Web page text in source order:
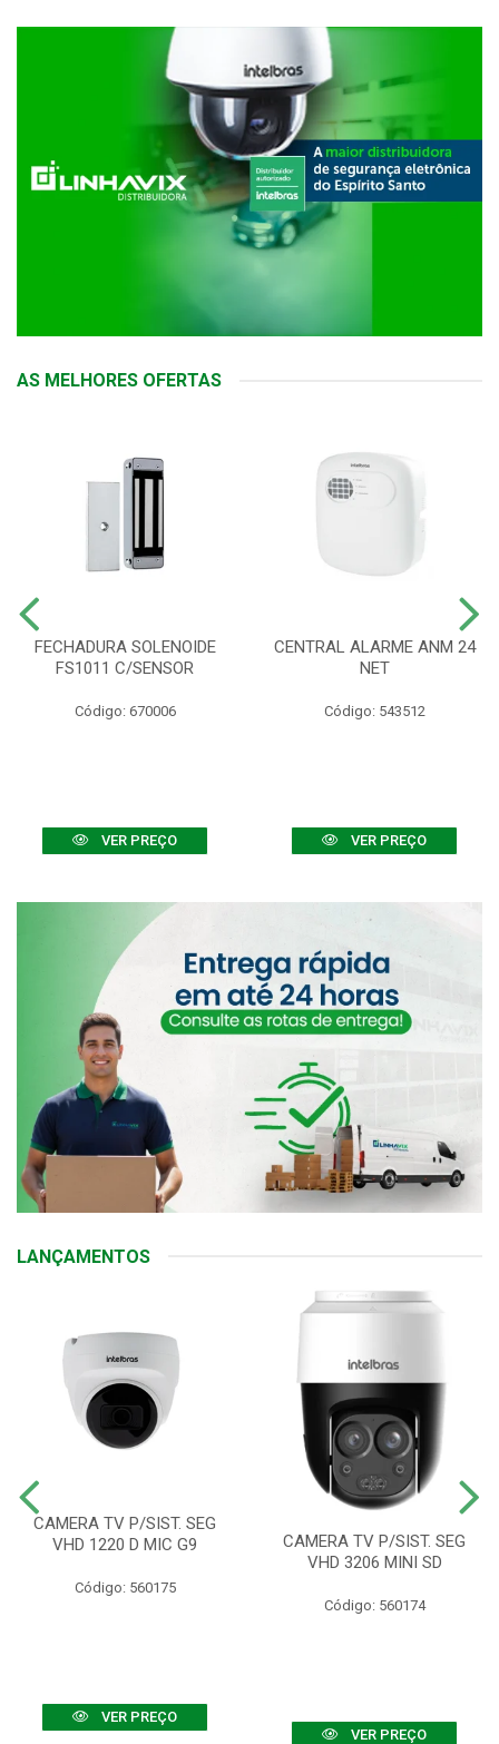
AS MELHORES OFERTAS
FECHADURA SOLENOIDE
FS1011 C/SENSOR
Código: 670006
VER PREÇO
CENTRAL ALARME ANM 24
NET
Código: 543512
VER PREÇO
LANÇAMENTOS
CAMERA TV P/SIST. SEG
VHD 1220 D MIC G9
Código: 560175
VER PREÇO
CAMERA TV P/SIST. SEG
VHD 3206 MINI SD
Código: 560174
VER PREÇO